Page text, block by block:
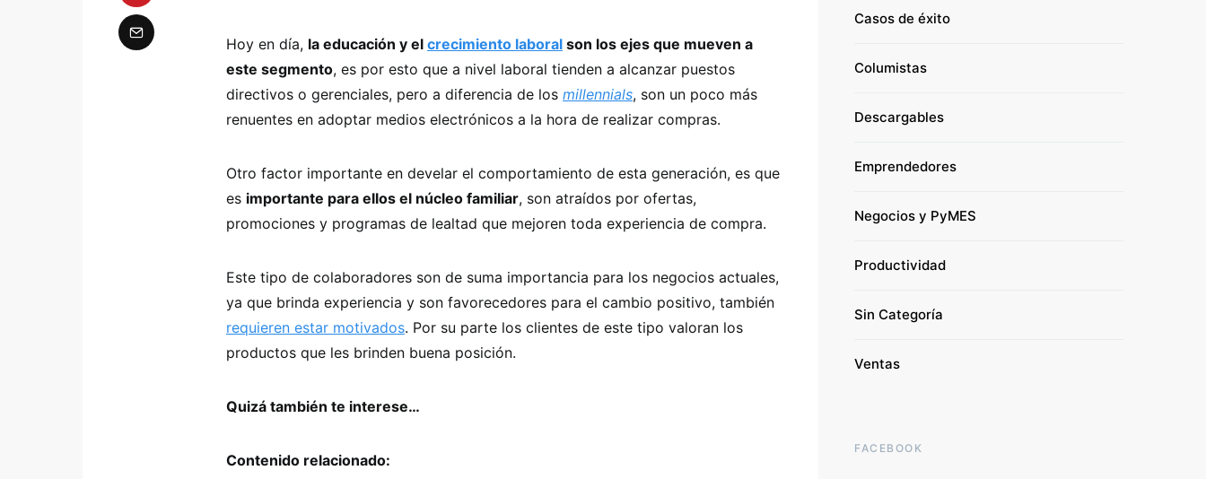
Hoy en día, la educación y el crecimiento laboral son los ejes que mueven a
este segmento, es por esto que a nivel laboral tienden a alcanzar puestos
directivos o gerenciales, pero a diferencia de los millennials, son un poco más
renuentes en adoptar medios electrónicos a la hora de realizar compras.
Otro factor importante en develar el comportamiento de esta generación, es que
es importante para ellos el núcleo familiar, son atraídos por ofertas,
promociones y programas de lealtad que mejoren toda experiencia de compra.
Este tipo de colaboradores son de suma importancia para los negocios actuales,
ya que brinda experiencia y son favorecedores para el cambio positivo, también
requieren estar motivados. Por su parte los clientes de este tipo valoran los
productos que les brinden buena posición.
Quizá también te interese…
Contenido relacionado:
Casos de éxito
Columistas
Descargables
Emprendedores
Negocios y PyMES
Productividad
Sin Categoría
Ventas
FACEBOOK